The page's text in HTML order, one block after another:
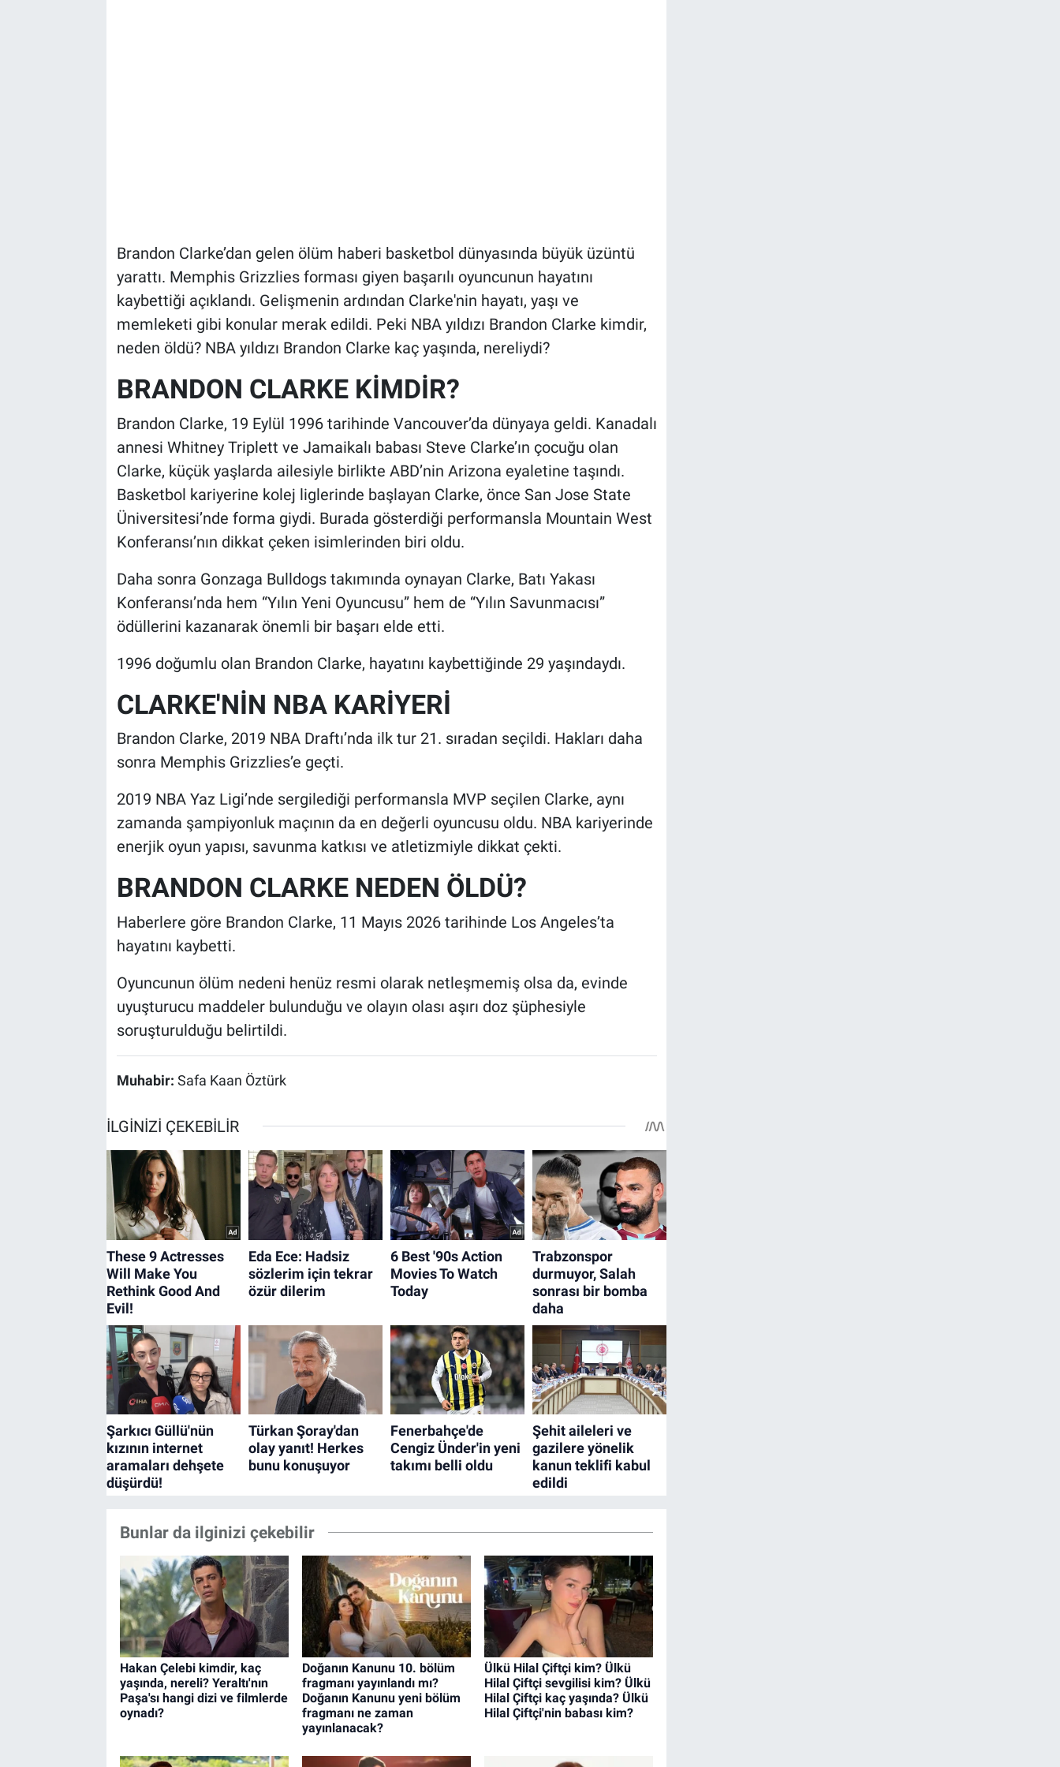
Brandon Clarke’dan gelen ölüm haberi basketbol dünyasında büyük üzüntü
yarattı. Memphis Grizzlies forması giyen başarılı oyuncunun hayatını
kaybettiği açıklandı. Gelişmenin ardından Clarke'nin hayatı, yaşı ve
memleketi gibi konular merak edildi. Peki NBA yıldızı Brandon Clarke kimdir,
neden öldü? NBA yıldızı Brandon Clarke kaç yaşında, nereliydi?
BRANDON CLARKE KİMDİR?
Brandon Clarke, 19 Eylül 1996 tarihinde Vancouver’da dünyaya geldi. Kanadalı
annesi Whitney Triplett ve Jamaikalı babası Steve Clarke’ın çocuğu olan
Clarke, küçük yaşlarda ailesiyle birlikte ABD’nin Arizona eyaletine taşındı.
Basketbol kariyerine kolej liglerinde başlayan Clarke, önce San Jose State
Üniversitesi’nde forma giydi. Burada gösterdiği performansla Mountain West
Konferansı’nın dikkat çeken isimlerinden biri oldu.
Daha sonra Gonzaga Bulldogs takımında oynayan Clarke, Batı Yakası
Konferansı’nda hem “Yılın Yeni Oyuncusu” hem de “Yılın Savunmacısı”
ödüllerini kazanarak önemli bir başarı elde etti.
1996 doğumlu olan Brandon Clarke, hayatını kaybettiğinde 29 yaşındaydı.
CLARKE'NİN NBA KARİYERİ
Brandon Clarke, 2019 NBA Draftı’nda ilk tur 21. sıradan seçildi. Hakları daha
sonra Memphis Grizzlies’e geçti.
2019 NBA Yaz Ligi’nde sergilediği performansla MVP seçilen Clarke, aynı
zamanda şampiyonluk maçının da en değerli oyuncusu oldu. NBA kariyerinde
enerjik oyun yapısı, savunma katkısı ve atletizmiyle dikkat çekti.
BRANDON CLARKE NEDEN ÖLDÜ?
Haberlere göre Brandon Clarke, 11 Mayıs 2026 tarihinde Los Angeles’ta
hayatını kaybetti.
Oyuncunun ölüm nedeni henüz resmi olarak netleşmemiş olsa da, evinde
uyuşturucu maddeler bulunduğu ve olayın olası aşırı doz şüphesiyle
soruşturulduğu belirtildi.
Muhabir: Safa Kaan Öztürk
Bunlar da ilginizi çekebilir
Hakan Çelebi kimdir, kaç
yaşında, nereli? Yeraltı'nın
Paşa'sı hangi dizi ve filmlerde
oynadı?
Doğanın Kanunu 10. bölüm
fragmanı yayınlandı mı?
Doğanın Kanunu yeni bölüm
fragmanı ne zaman
yayınlanacak?
Ülkü Hilal Çiftçi kim? Ülkü
Hilal Çiftçi sevgilisi kim? Ülkü
Hilal Çiftçi kaç yaşında? Ülkü
Hilal Çiftçi'nin babası kim?